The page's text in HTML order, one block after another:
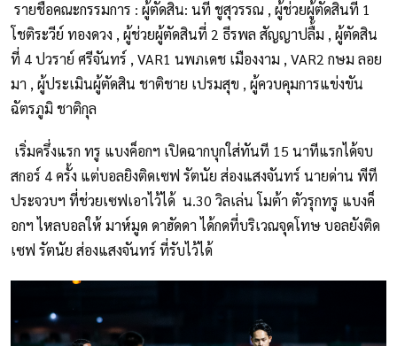
รายชื่อคณะกรรมการ : ผู้ตัดสิน: นที ชูสุวรรณ , ผู้ช่วยผู้ตัดสินที่ 1
โชติระวีย์ ทองดวง , ผู้ช่วยผู้ตัดสินที่ 2 ธีรพล สัญญาปลื้ม , ผู้ตัดสิน
ที่ 4 ปวราย์ ศรีจันทร์ , VAR1 นพภเดช เมืองงาม , VAR2 กษม ลอย
มา , ผู้ประเมินผู้ตัดสิน ชาติชาย เปรมสุข , ผู้ควบคุมการแข่งขัน
ฉัตรภูมิ ชาติกุล
เริ่มครึ่งแรก ทรู แบงค็อกฯ เปิดฉากบุกใส่ทันที 15 นาทีแรกได้จบ
สกอร์ 4 ครั้ง แต่บอลยิงติดเซฟ รัตนัย ส่องแสงจันทร์ นายด่าน พีที
ประจวบฯ ที่ช่วยเซฟเอาไว้ได้ น.30 วิลเล่น โมต้า ตัวรุกทรู แบงค็
อกฯ ไหลบอลให้ มาห์มูด ดาฮัดดา ได้กดที่บริเวณจุดโทษ บอลยังติด
เซฟ รัตนัย ส่องแสงจันทร์ ที่รับไว้ได้